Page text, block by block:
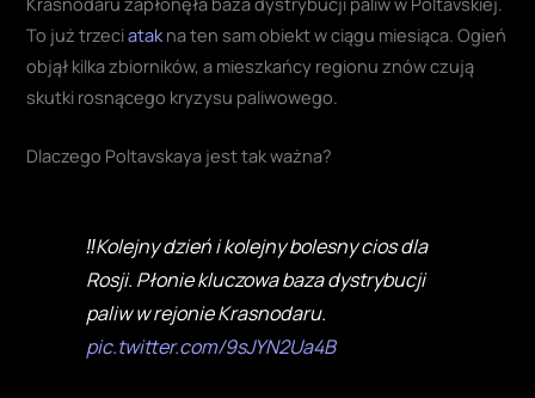
To już trzeciatak na ten sam obiekt w ciągu miesiąca. Ogień
objął kilka zbiorników, a mieszkańcy regionu znów czują
skutki rosnącego kryzysu paliwowego.
Dlaczego Poltavskaya jest tak ważna?
‼️Kolejny dzień i kolejny bolesny cios dla
Rosji. Płonie kluczowa baza dystrybucji
paliw w rejonie Krasnodaru.
pic.twitter.com/9sJYN2Ua4B